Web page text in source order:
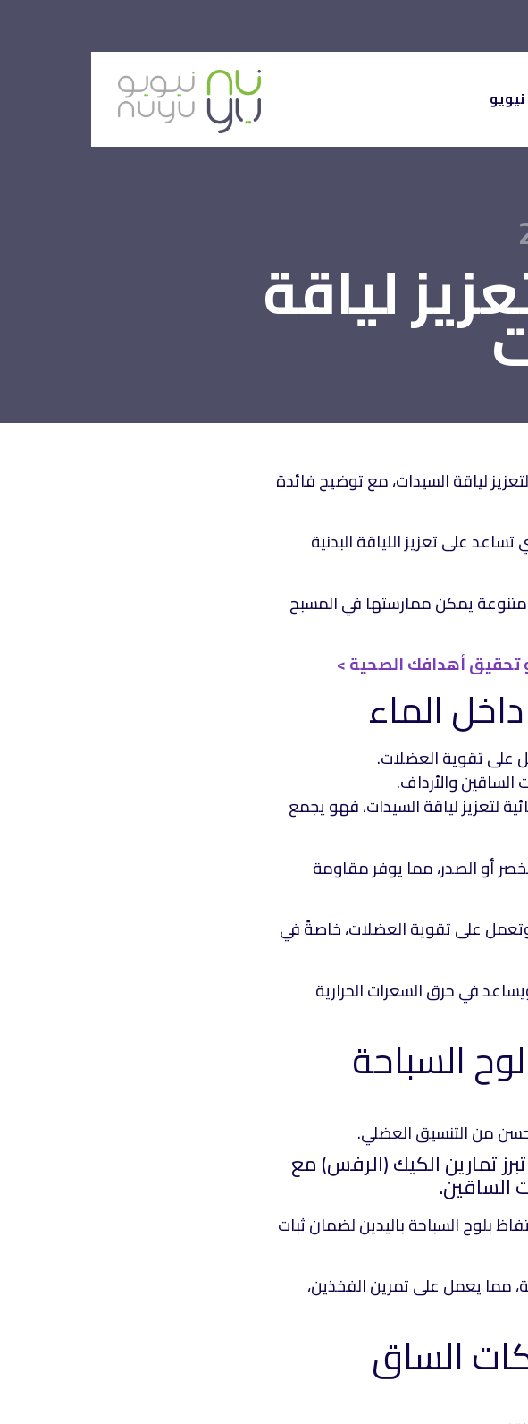
لياقة
الضوء على 5 تمارين مائية لتعزيز لياقة السيدات، مع توضيح فائدة
على تعزيز اللياقة البدنية
يمكن ممارستها في المسبح
تحقيق أهدافك الصحية >
على تقوية العضلات.
والأرداف.
لتعزيز لياقة السيدات، فهو يجمع
أو الصدر، مما يوفر مقاومة
على تقوية العضلات، خاصةً في
في حرق السعرات الحرارية
من التنسيق العضلي.
تمارين الكيك (الرفس) مع
الساقين.
بلوح السباحة باليدين لضمان ثبات
مما يعمل على تمرين الفخذين،